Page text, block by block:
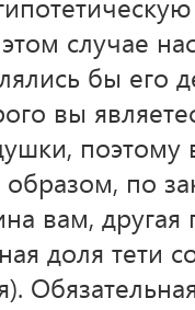
случае
бы его
вы
поэтому
по
вам,
доля тети